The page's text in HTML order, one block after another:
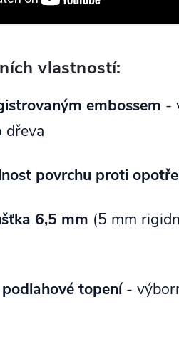
vlastností:
embossem -
dřeva
povrchu proti
6,5 mm (5 mm
topení-